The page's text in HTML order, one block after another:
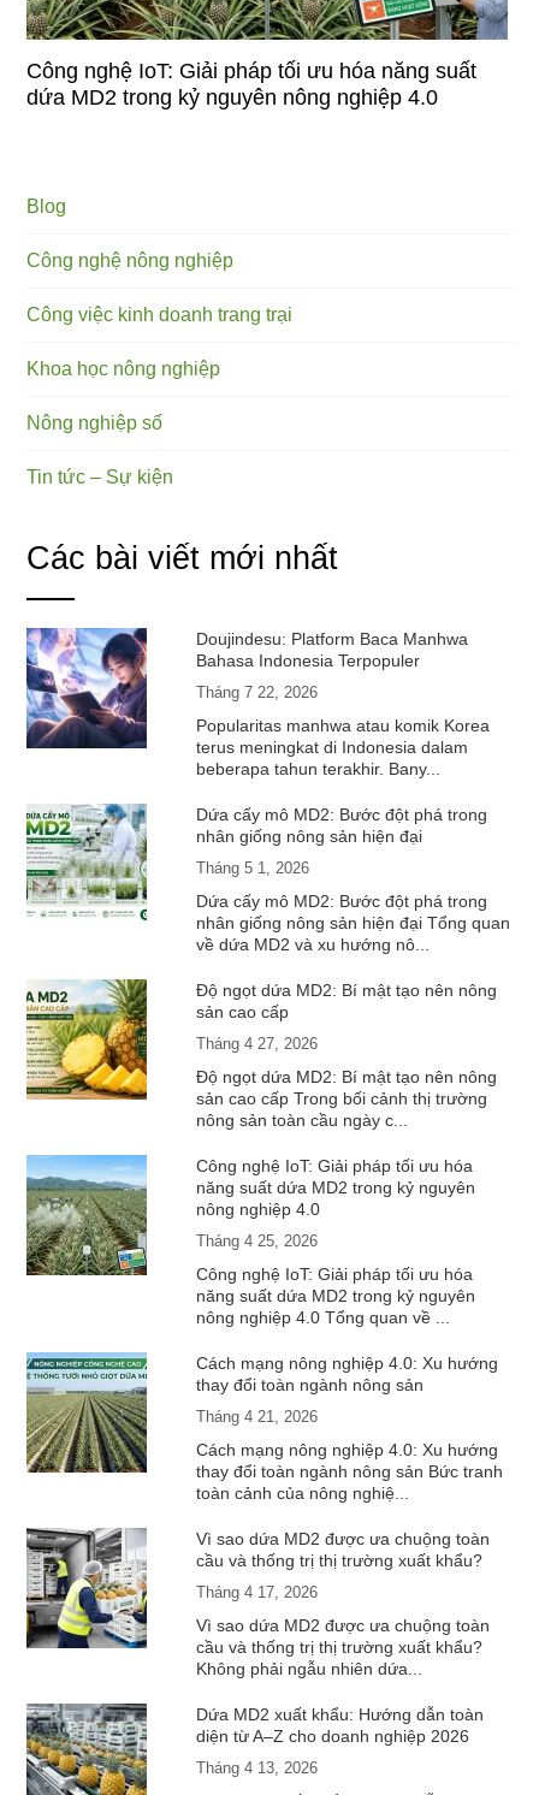
Công nghệ IoT: Giải pháp tối ưu hóa năng suất
dứa MD2 trong kỷ nguyên nông nghiệp 4.0
Blog
Công nghệ nông nghiệp
Công việc kinh doanh trang trại
Khoa học nông nghiệp
Nông nghiệp số
Tin tức – Sự kiện
Các bài viết mới nhất
Doujindesu: Platform Baca Manhwa
Bahasa Indonesia Terpopuler
Tháng 7 22, 2026
Popularitas manhwa atau komik Korea
terus meningkat di Indonesia dalam
beberapa tahun terakhir. Bany...
Dứa cấy mô MD2: Bước đột phá trong
nhân giống nông sản hiện đại
Tháng 5 1, 2026
Dứa cấy mô MD2: Bước đột phá trong
nhân giống nông sản hiện đại Tổng quan
về dứa MD2 và xu hướng nô...
Độ ngọt dứa MD2: Bí mật tạo nên nông
sản cao cấp
Tháng 4 27, 2026
Độ ngọt dứa MD2: Bí mật tạo nên nông
sản cao cấp Trong bối cảnh thị trường
nông sản toàn cầu ngày c...
Công nghệ IoT: Giải pháp tối ưu hóa
năng suất dứa MD2 trong kỷ nguyên
nông nghiệp 4.0
Tháng 4 25, 2026
Công nghệ IoT: Giải pháp tối ưu hóa
năng suất dứa MD2 trong kỷ nguyên
nông nghiệp 4.0 Tổng quan về ...
Cách mạng nông nghiệp 4.0: Xu hướng
thay đổi toàn ngành nông sản
Tháng 4 21, 2026
Cách mạng nông nghiệp 4.0: Xu hướng
thay đổi toàn ngành nông sản Bức tranh
toàn cảnh của nông nghiệ...
Vì sao dứa MD2 được ưa chuộng toàn
cầu và thống trị thị trường xuất khẩu?
Tháng 4 17, 2026
Vì sao dứa MD2 được ưa chuộng toàn
cầu và thống trị thị trường xuất khẩu?
Không phải ngẫu nhiên dứa...
Dứa MD2 xuất khẩu: Hướng dẫn toàn
diện từ A–Z cho doanh nghiệp 2026
Tháng 4 13, 2026